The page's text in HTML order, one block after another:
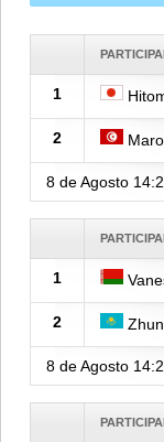
1
2
8 de Agosto
1
2
8 de Agosto